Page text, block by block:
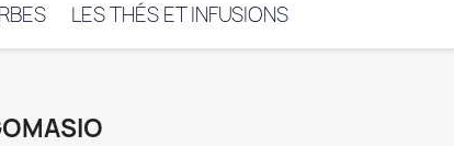
LES THÉS ET INFUSIONS